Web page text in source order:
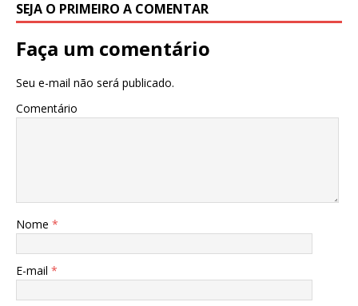
SEJA O PRIMEIRO A COMENTAR
Faça um comentário
Seu e-mail não será publicado.
Comentário
Nome *
E-mail *